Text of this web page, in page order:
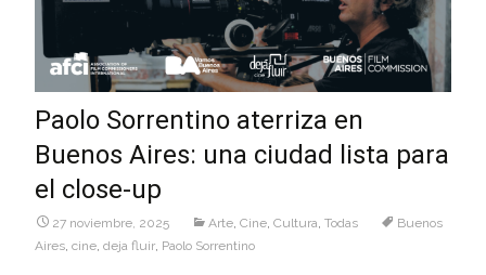
Paolo Sorrentino aterriza en
Buenos Aires: una ciudad lista para
el close-up
27 noviembre, 2025 Arte, Cine, Cultura, Todas
Buenos
Aires, cine, deja fluir, Paolo Sorrentino